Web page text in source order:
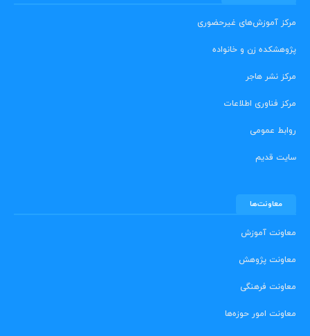
مرکز آموزش‌های غیرحضوری
پژوهشکده زن و خانواده
مرکز نشر هاجر
مرکز فناوری اطلاعات
روابط عمومی
سایت قدیم
معاونت‌ها
معاونت آموزش
معاونت پژوهش
معاونت فرهنگی
معاونت امور حوزه‌ها